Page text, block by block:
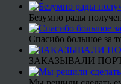
Безумно рады
Спасибо большое за
ЗАКАЗЫВАЛИ